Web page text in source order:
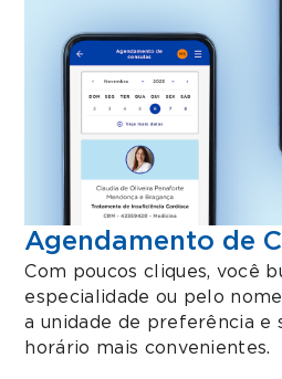
Agendamento de
Com poucos cliques, você
especialidade ou pelo
a unidade de preferência e
horário mais convenientes.